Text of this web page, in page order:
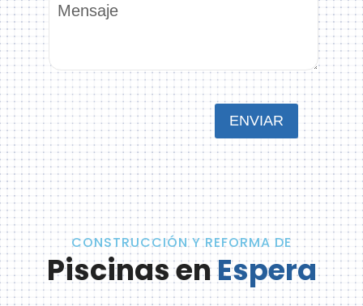
CONSTRUCCIÓN Y REFORMA DE
Piscinas enEspera